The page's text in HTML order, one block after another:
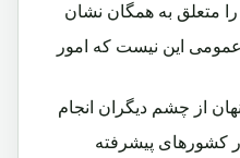
متعلق به همگان نشان
این نیست که امور
از چشم دیگران انجام
کشورهای پیشرفته